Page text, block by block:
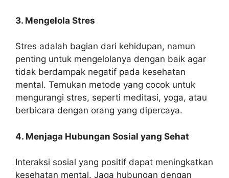
3. Mengelola Stres
Stres adalah bagian dari kehidupan, namun
penting untuk mengelolanya dengan baik agar
tidak berdampak negatif pada kesehatan
mental. Temukan metode yang cocok untuk
mengurangi stres, seperti meditasi, yoga, atau
berbicara dengan orang yang dipercaya.
4. Menjaga Hubungan Sosial yang Sehat
Interaksi sosial yang positif dapat meningkatkan
kesehatan mental. Jaga hubungan dengan